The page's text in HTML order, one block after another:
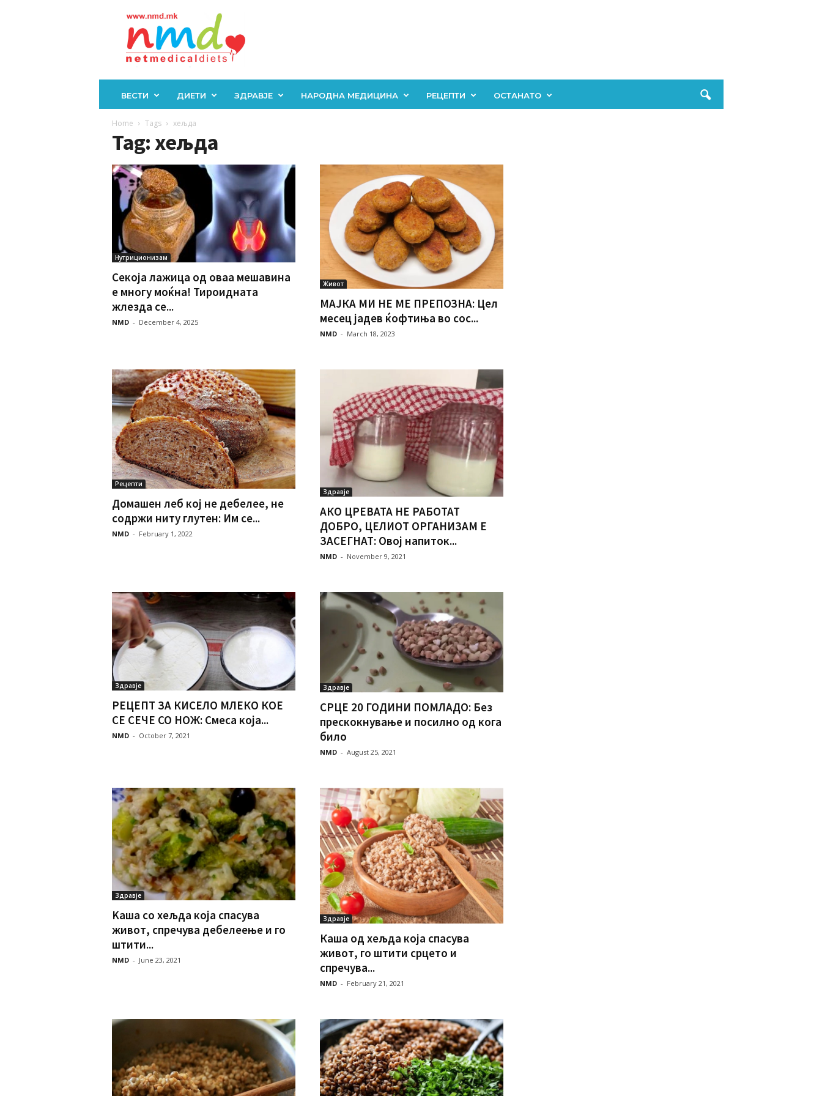
ВЕСТИ ДИЕТИ ЗДРАВЈЕ НАРОДНА МЕДИЦИНА РЕЦЕПТИ ОСТАНАТО
Home Tags хељда
Tag: хељда
Нутриционизам
Секоја лажица од оваа мешавина
е многу моќна! Тироидната
жлезда се...
NMD - December 4, 2025
Живот
МАЈКА МИ НЕ МЕ ПРЕПОЗНА: Цел
месец јадев ќофтиња во сос...
NMD - March 18, 2023
Рецепти
Домашен леб кој не дебелее, не
содржи ниту глутен: Им се...
NMD - February 1, 2022
Здравје
АКО ЦРЕВАТА НЕ РАБОТАТ
ДОБРО, ЦЕЛИОТ ОРГАНИЗАМ Е
ЗАСЕГНАТ: Овој напиток...
NMD - November 9, 2021
Здравје
РЕЦЕПТ ЗА КИСЕЛО МЛЕКО КОЕ
СЕ СЕЧЕ СО НОЖ: Смеса која...
NMD - October 7, 2021
Здравје
СРЦЕ 20 ГОДИНИ ПОМЛАДО: Без
прескокнување и посилно од кога
било
NMD - August 25, 2021
Здравје
Kаша со хељда која спасува
живот, спречува дебелеење и го
штити...
NMD - June 23, 2021
Здравје
Каша од хељда која спасува
живот, го штити срцето и
спречува...
NMD - February 21, 2021